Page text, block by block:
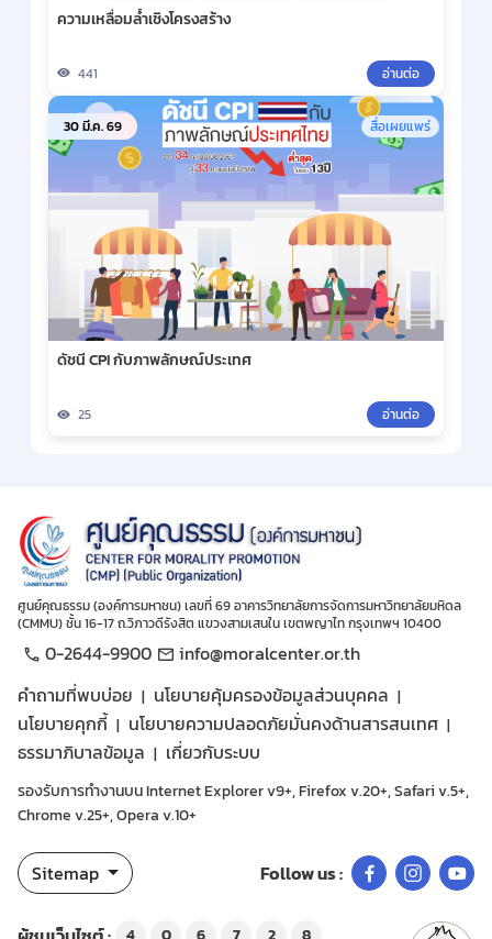
ความเหลื่อมล้ำเชิงโครงสร้าง
441 อ่านต่อ
30 มี.ค. 69 สื่อเผยแพร่
ดัชนี CPI กับภาพลักษณ์ประเทศ
25 อ่านต่อ
ศูนย์คุณธรรม (องค์การมหาชน) เลขที่ 69 อาคารวิทยาลัยการจัดการมหาวิทยาลัยมหิดล
(CMMU) ชั้น 16-17 ถ.วิภาวดีรังสิต แขวงสามเสนใน เขตพญาไท กรุงเทพฯ 10400
0-2644-9900
info@moralcenter.or.th
คำถามที่พบบ่อย
นโยบายคุ้มครองข้อมูลส่วนบุคคล
นโยบายคุกกี้
นโยบายความปลอดภัยมั่นคงด้านสารสนเทศ
ธรรมาภิบาลข้อมูล
เกี่ยวกับระบบ
รองรับการทำงานบน Internet Explorer v9+, Firefox v.20+, Safari v.5+,
Chrome v.25+, Opera v.10+
Sitemap Follow us :